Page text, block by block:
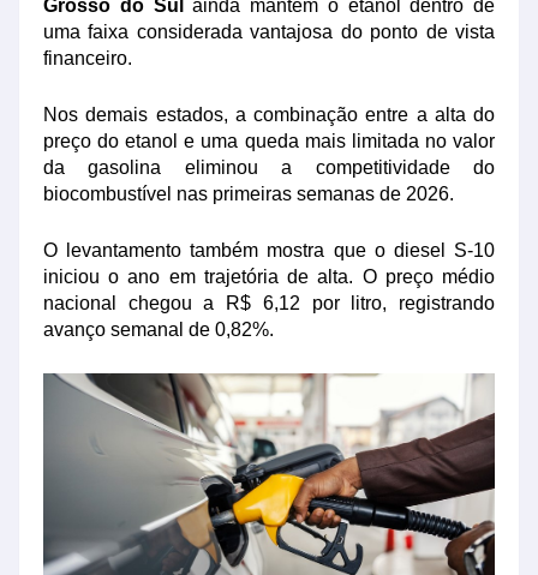
Grosso do Sul
ainda mantém o etanol dentro de
uma faixa considerada vantajosa do ponto de vista
financeiro.
Nos demais estados, a combinação entre a alta do
preço do etanol e uma queda mais limitada no valor
da gasolina eliminou a competitividade do
biocombustível nas primeiras semanas de 2026.
O levantamento também mostra que o diesel S-10
iniciou o ano em trajetória de alta. O preço médio
nacional chegou a R$ 6,12 por litro, registrando
avanço semanal de 0,82%.